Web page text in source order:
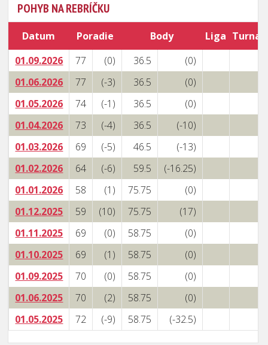
POHYB NA REBRÍČKU
Datum Poradie Body Liga
01.09.2026
77 (0) 36.5
(0)
01.06.2026
77 (-3) 36.5
(0)
01.05.2026
74 (-1) 36.5
(0)
01.04.2026
73 (-4) 36.5
(-10)
01.03.2026
69 (-5) 46.5
(-13)
01.02.2026
64 (-6) 59.5
(-16.25)
01.01.2026
58 (1) 75.75
(0)
01.12.2025
59 (10) 75.75
(17)
01.11.2025
69 (0) 58.75
(0)
01.10.2025
69 (1) 58.75
(0)
01.09.2025
70 (0) 58.75
(0)
01.06.2025
70 (2) 58.75
(0)
01.05.2025
72 (-9) 58.75 (-32.5)